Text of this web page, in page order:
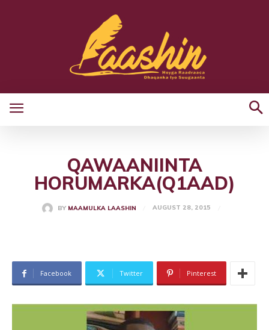
QAWAANIINTA
HORUMARKA(Q1AAD)
BY MAAMULKA LAASHIN AUGUST 28, 2015
Facebook Twitter Pinterest